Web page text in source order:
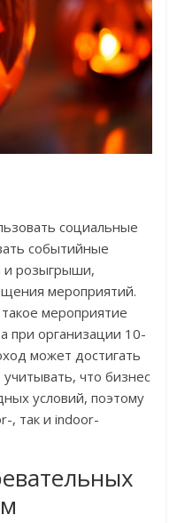
социальные
событийные
и розыгрыши,
мероприятий.
мероприятие
при организации 10-
может достигать
что бизнес
условий, поэтому
, так и indoor-